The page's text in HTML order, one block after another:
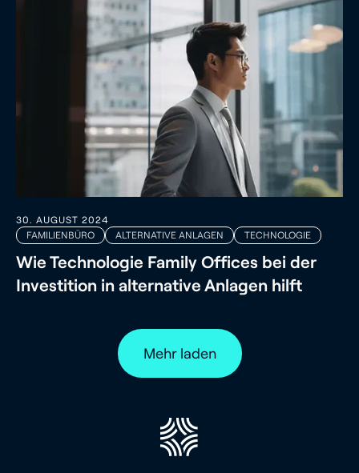
30. AUGUST 2024
FAMILIENBÜRO
ALTERNATIVE ANLAGEN TECHNOLOGIE
Wie Technologie Family Offices bei der
Investition in alternative Anlagen hilft
Mehr laden